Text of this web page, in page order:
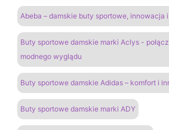
Abeba – damskie buty sportowe, innowacja
Buty sportowe damskie marki Aclys -
modnego wyglądu
Buty sportowe damskie Adidas – komfort i
Buty sportowe damskie marki ADY